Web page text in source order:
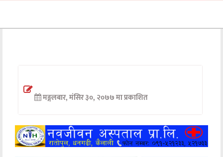
सुदुर
अन्तर्वार्ता
खेलकुद
मनोरञ्जन
मङ्गलबार, मंसिर ३०, २०७७ मा प्रकाशित